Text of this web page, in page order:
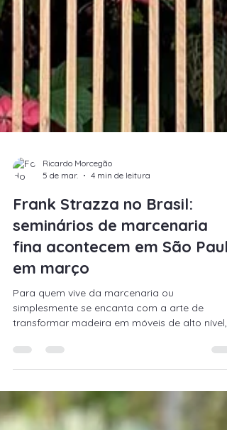
Ricardo Morcegão
5 de mar.
4 min de leitura
Frank Strazza no Brasil:
seminários de marcenaria
fina acontecem em São
transformar madeira em móveis de alto nível,
visita de Frank Strazza ao Brasil representa
uma oportunidade rara de aprendizado com